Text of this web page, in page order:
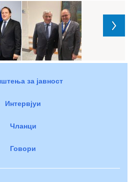
за јавност
Интервјуи
Чланци
Говори